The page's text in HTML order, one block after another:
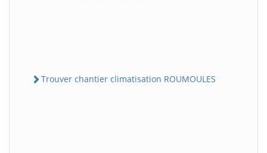
Trouver chantier climatisation ROUMOULES